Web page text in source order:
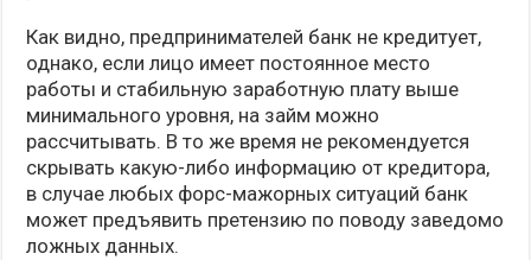
Как видно, предпринимателей банк не кредитует,
однако, если лицо имеет постоянное место
работы и стабильную заработную плату выше
минимального уровня, на займ можно
рассчитывать. В то же время не рекомендуется
скрывать какую-либо информацию от кредитора,
в случае любых форс-мажорных ситуаций банк
может предъявить претензию по поводу заведомо
ложных данных.